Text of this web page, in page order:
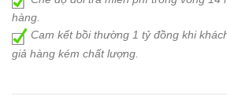
hàng.
Cam kết bồi thường 1 tỷ đồng khi
giả hàng kém chất lượng.